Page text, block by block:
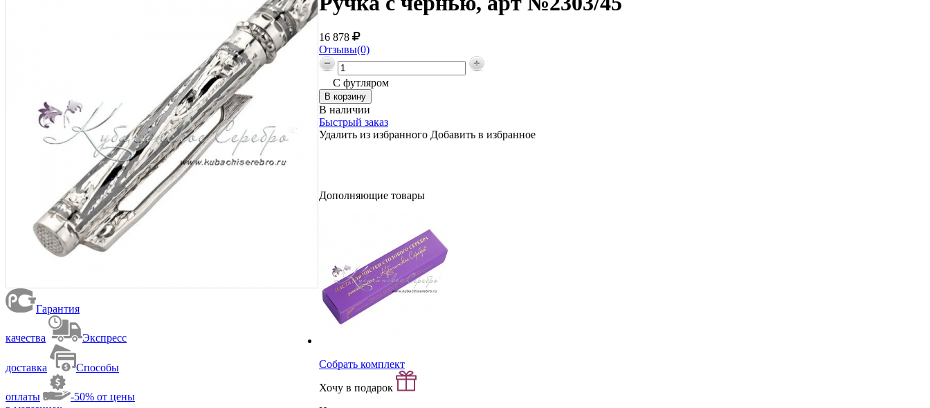
Гарантия
качества Экспресс
доставка Способы
оплаты
-50% от цены
16 878
Отзывы(0)
С футляром
В наличии
Быстрый заказ
Удалить из избранного Добавить в избранное
Дополняющие товары
Собрать комплект
Хочу в подарок